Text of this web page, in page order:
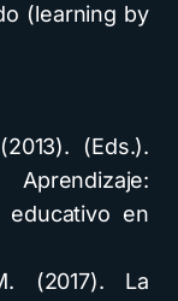
(learning by
(Eds.).
educativo en
(2017). La